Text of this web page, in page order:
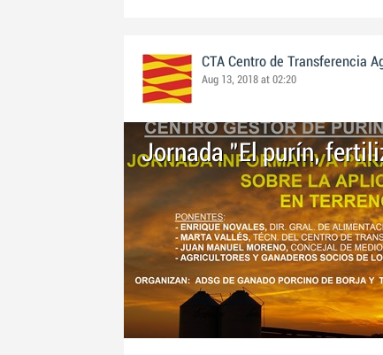
CTA Centro de Transferencia
Aug 13, 2018 at 02:20
Jornada "El purín,